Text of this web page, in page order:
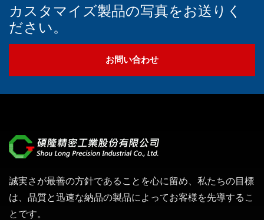
カスタマイズ製品の写真をお送りく
ださい。
お問い合わせ
誠実さが最善の方針であることを心に留め、私たちの目標
は、品質と迅速な納品の製品によってお客様を先導するこ
とです。